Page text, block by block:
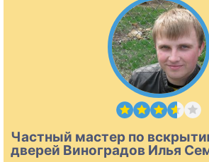
Частный мастер по
дверей Виноградов Илья